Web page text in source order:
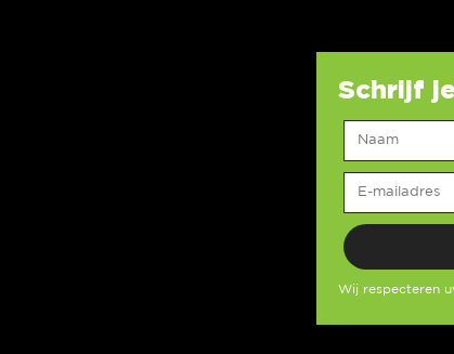
Schrijf
Wij respecteren